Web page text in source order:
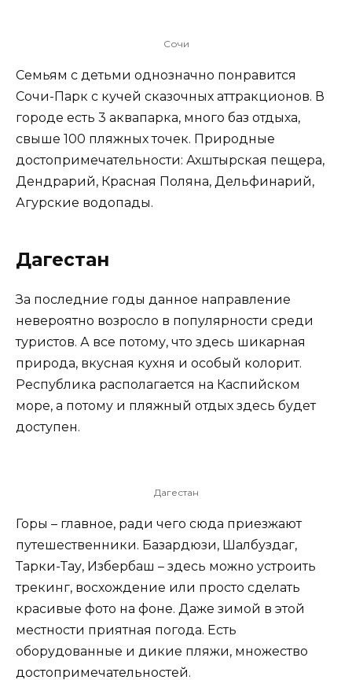
Сочи
Семьям с детьми однозначно понравится
Сочи-Парк с кучей сказочных аттракционов. В
городе есть 3 аквапарка, много баз отдыха,
свыше 100 пляжных точек. Природные
достопримечательности: Ахштырская пещера,
Дендрарий, Красная Поляна, Дельфинарий,
Агурские водопады.
Дагестан
За последние годы данное направление
невероятно возросло в популярности среди
туристов. А все потому, что здесь шикарная
природа, вкусная кухня и особый колорит.
Республика располагается на Каспийском
море, а потому и пляжный отдых здесь будет
доступен.
Дагестан
Горы – главное, ради чего сюда приезжают
путешественники. Базардюзи, Шалбуздаг,
Тарки-Тау, Избербаш – здесь можно устроить
трекинг, восхождение или просто сделать
красивые фото на фоне. Даже зимой в этой
местности приятная погода. Есть
оборудованные и дикие пляжи, множество
достопримечательностей.